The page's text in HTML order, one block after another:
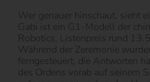
Wer genauer hinschaut, sieht
Gabi ist ein G1-Modell der
Robotics, Listenpreis rund
Während der Zeremonie
ferngesteuert, die Antworten
des Ordens vorab auf seinem